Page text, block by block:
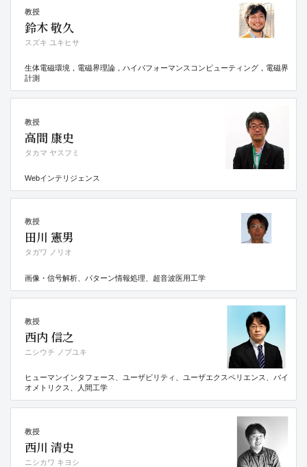
教授
鈴木 敬久
スズキ ユキヒサ
生体電磁環境，電磁界理論，ハイパフォーマンスコンピューティング，電磁界
計測
教授
高間 康史
タカマ ヤスフミ
Webインテリジェンス
教授
田川 憲男
タガワ ノリオ
画像・信号解析、パターン情報処理、超音波医用工学
教授
西内 信之
ニシウチ ノブユキ
ヒューマンインタフェース、ユーザビリティ、ユーザエクスペリエンス、バイ
オメトリクス、人間工学
教授
西川 清史
ニシカワ キヨシ